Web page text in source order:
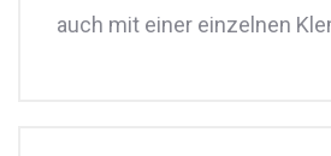
auch mit einer einzelnen